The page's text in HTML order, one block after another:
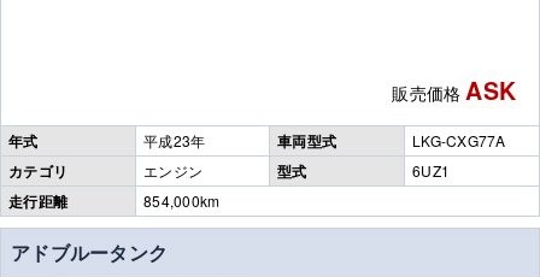
販売価格 ASK
年式 平成23年 車両型式 LKG-CXG77A
カテゴリ エンジン 型式 6UZ1
走行距離 854,000km
アドブルータンク